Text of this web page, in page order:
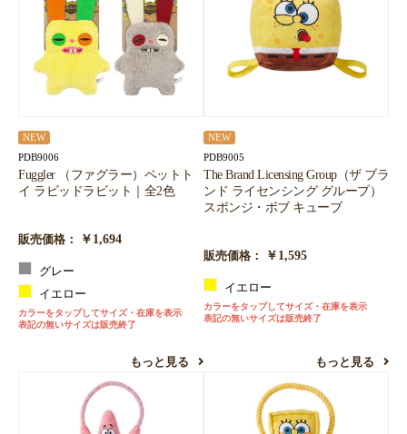
NEW
PDB9006
Fuggler （ファグラー）ペットト
イ ラビッドラビット｜全2色
販売価格： ￥1,694
グレー
イエロー
カラーをタップしてサイズ・在庫を表示
表記の無いサイズは販売終了
もっと見る
NEW
PDB9005
The Brand Licensing Group（ザ ブラ
ンド ライセンシング グループ）
スポンジ・ボブ キューブ
販売価格： ￥1,595
イエロー
カラーをタップしてサイズ・在庫を表示
表記の無いサイズは販売終了
もっと見る